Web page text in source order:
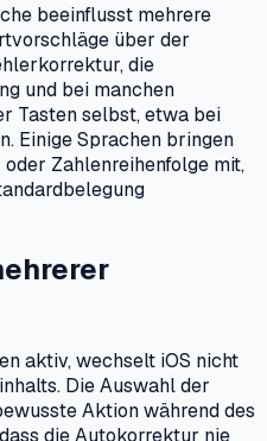
beeinflusst mehrere
über der
die
und bei manchen
Tasten selbst, etwa bei
Einige Sprachen bringen
Zahlenreihenfolge mit,
aktiv, wechselt iOS nicht
Die Auswahl der
Aktion während des
die Autokorrektur nie